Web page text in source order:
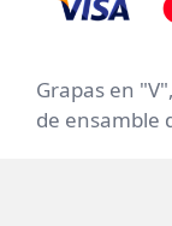
Grapas en
de ensamble